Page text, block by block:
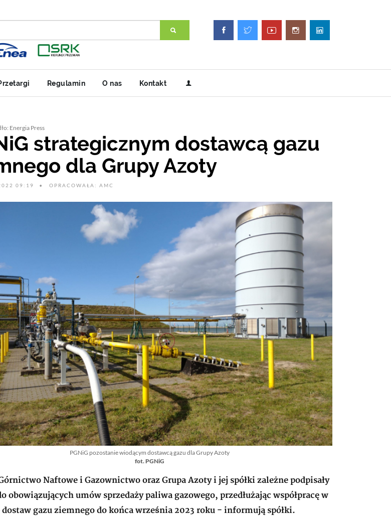
Regulamin O nas Kontakt
Energia Press
strategicznym dostawcą gazu
dla Grupy Azoty
09:19 OPRACOWAŁA: AMC
PGNiG pozostanie wiodącym dostawcą gazu dla Grupy Azoty
fot. PGNiG
Naftowe i Gazownictwo oraz Grupa Azoty i jej spółki zależne podpisały
obowiązujących umów sprzedaży paliwa gazowego, przedłużając współpracę w
dostaw gazu ziemnego do końca września 2023 roku - informują spółki.